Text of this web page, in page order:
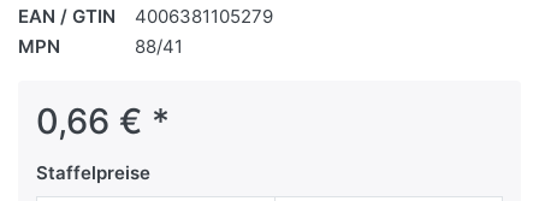
EAN / GTIN
4006381105279
MPN
88/41
0,66 € *
Staffelpreise